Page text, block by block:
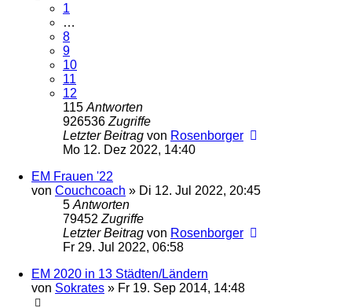
1
…
8
9
10
11
12
115 Antworten
926536 Zugriffe
Letzter Beitrag von Rosenborger
Mo 12. Dez 2022, 14:40
EM Frauen '22
von Couchcoach » Di 12. Jul 2022, 20:45
5 Antworten
79452 Zugriffe
Letzter Beitrag von Rosenborger
Fr 29. Jul 2022, 06:58
EM 2020 in 13 Städten/Ländern
von Sokrates » Fr 19. Sep 2014, 14:48